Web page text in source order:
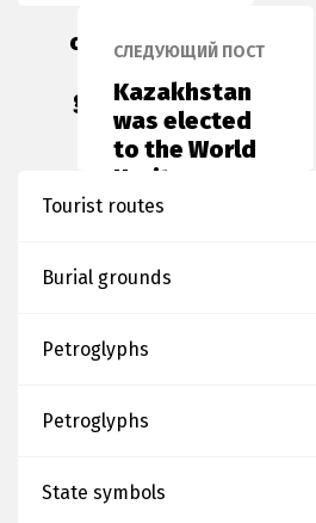
organized at
the Abai
gymnasium-
school in
order to
the historical
СЛЕДУЮЩИЙ ПОСТ
Kazakhstan
was elected
to the World
Heritage
Committee
Tourist routes
Burial grounds
Petroglyphs
Petroglyphs
State symbols